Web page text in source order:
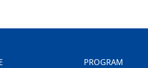
PROGRAM